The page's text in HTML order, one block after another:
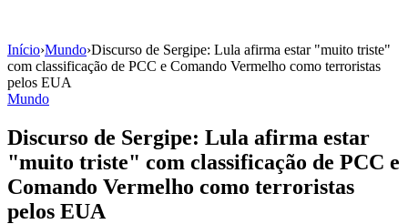
Início›Mundo›Discurso de Sergipe: Lula afirma estar "muito triste"
com classificação de PCC e Comando Vermelho como terroristas
pelos EUA
Mundo
Discurso de Sergipe: Lula afirma estar
"muito triste" com classificação de PCC e
Comando Vermelho como terroristas
pelos EUA